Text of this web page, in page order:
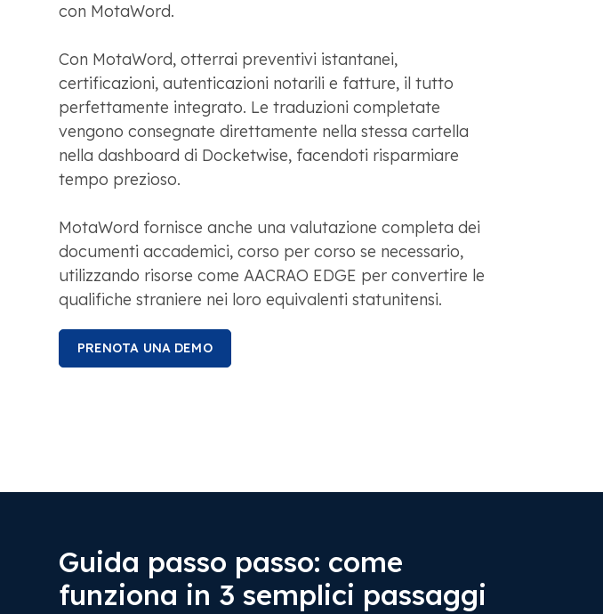
con MotaWord.
Con MotaWord, otterrai preventivi istantanei,
certificazioni, autenticazioni notarili e fatture, il tutto
perfettamente integrato. Le traduzioni completate
vengono consegnate direttamente nella stessa cartella
nella dashboard di Docketwise, facendoti risparmiare
tempo prezioso.
MotaWord fornisce anche una valutazione completa dei
documenti accademici, corso per corso se necessario,
utilizzando risorse come AACRAO EDGE per convertire le
qualifiche straniere nei loro equivalenti statunitensi.
PRENOTA UNA DEMO
Guida passo passo: come
funziona in 3 semplici passaggi